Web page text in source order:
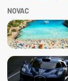
NOVAC